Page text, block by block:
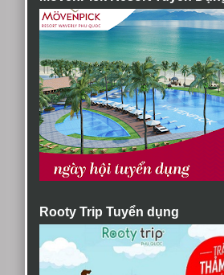
Rooty Trip Tuyển dụng